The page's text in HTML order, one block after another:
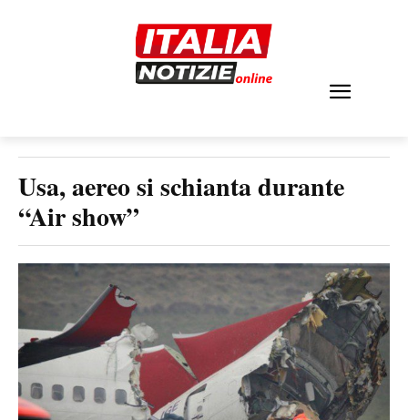
Usa, aereo si schianta durante
“Air show”